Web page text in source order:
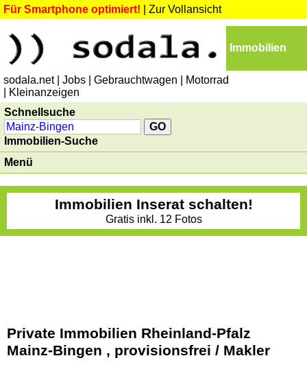
Für Smartphone optimiert! Zur Vollansicht
Immobilien
sodala.net | Jobs | Gebrauchtwagen
| Motorrad
| Kleinanzeigen
Schnellsuche
Immobilien-Suche
Menü
Immobilien Inserat schalten!
Gratis inkl. 12 Fotos
Private Immobilien Rheinland-Pfalz
Mainz-Bingen , provisionsfrei / Makler